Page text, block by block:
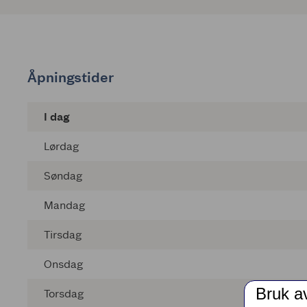
Åpningstider
I dag
Lørdag
Søndag
Mandag
Tirsdag
Onsdag
Torsdag Bruk